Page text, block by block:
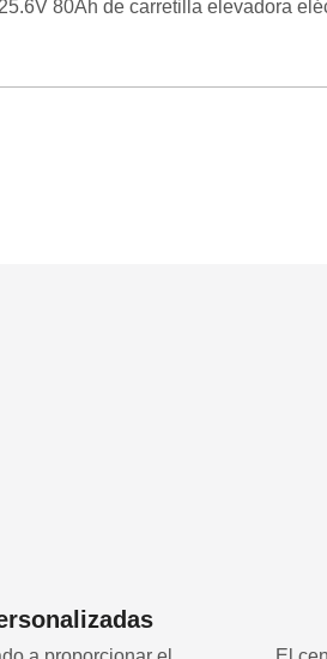
25.6V 80Ah de carretilla elevadora